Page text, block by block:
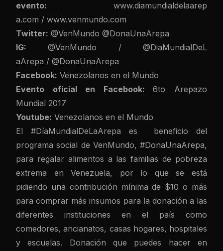
evento:
www.diamundialdelaarep
a.com / www.venmundo.com
Twitter: @VenMundo @DonaUnaArepa
IG:
@VenMundo /@DiaMundialDeL
aArepa / @DonaUnaArepa
Facebook: Venezolanos en el Mundo
Evento oficial en Facebook:6to Arepazo
Mundial 2017
Youtube: Venezolanos en el Mundo
El #DíaMundialDeLaArepa es beneficio del
programa social de VenMundo, #DonaUnaArepa,
para regalar alimentos a las familias de pobreza
extrema en Venezuela, por lo que se está
pidiendo una contribución mínima de $10 o más
para comprar más insumos para la donación a las
diferentes instituciones en el país como
comedores, ancianatos, casas hogares, hospitales
y escuelas. Donación que puedes hacer en